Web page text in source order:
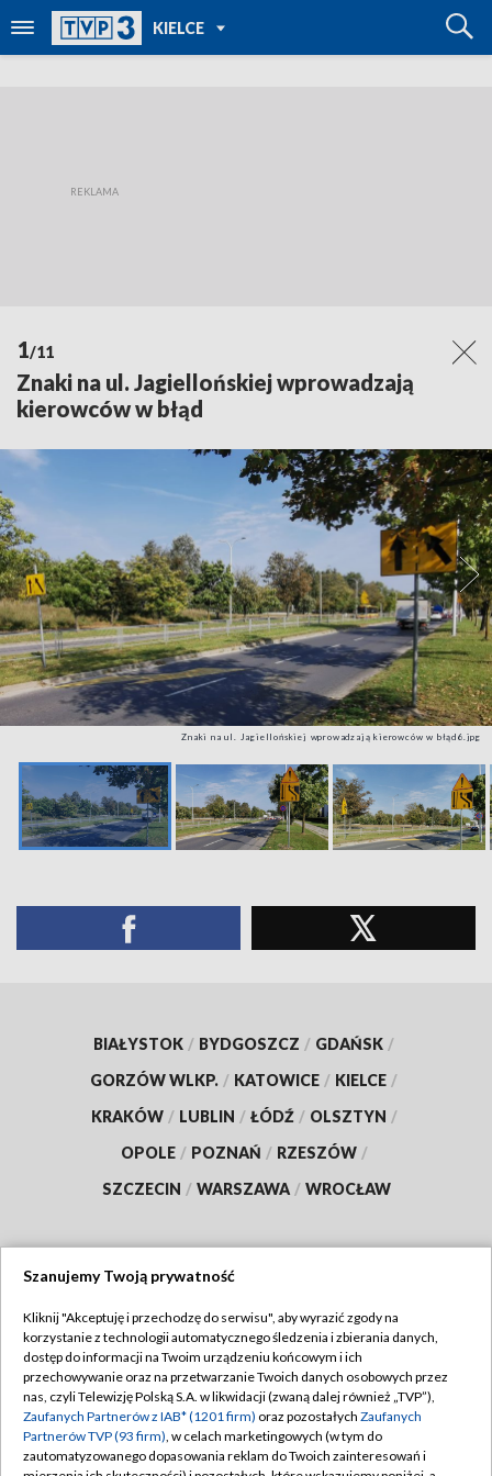
KIELCE
TVP REGIONY
1/11
Znaki na ul. Jagiellońskiej wprowadzają
kierowców w błąd
Znaki na ul. Jagiellońskiej wprowadzają kierowców w błąd6.jpg
BIAŁYSTOK / BYDGOSZCZ / GDAŃSK /
GORZÓW WLKP. / KATOWICE / KIELCE /
KRAKÓW / LUBLIN / ŁÓDŹ / OLSZTYN /
OPOLE / POZNAŃ / RZESZÓW /
SZCZECIN / WARSZAWA / WROCŁAW
TVP
Abonament TVP
Emisja w TVP
Centrum informacji TVP
Regulamin TVP
Polityka prywatności
Moje zgody
Szanujemy Twoją prywatność
Kliknij "Akceptuję i przechodzę do serwisu", aby wyrazić zgody na
korzystanie z technologii automatycznego śledzenia i zbierania danych,
dostęp do informacji na Twoim urządzeniu końcowym i ich
przechowywanie oraz na przetwarzanie Twoich danych osobowych przez
nas, czyli Telewizję Polską S.A. w likwidacji (zwaną dalej również „TVP”),
Zaufanych Partnerów z IAB* (1201 firm) oraz pozostałych Zaufanych
Partnerów TVP (93 firm), w celach marketingowych (w tym do
zautomatyzowanego dopasowania reklam do Twoich zainteresowań i